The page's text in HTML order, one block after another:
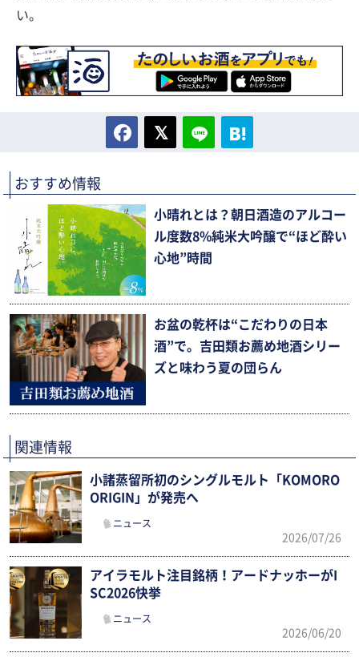
い。
おすすめ情報
小晴れとは？朝日酒造のアルコー
ル度数8%純米大吟醸で“ほど酔い
心地”時間
お盆の乾杯は“こだわりの日本
酒”で。吉田類お薦め地酒シリー
ズと味わう夏の団らん
関連情報
小諸蒸留所初のシングルモルト「KOMORO
ORIGIN」が発売へ
ニュース
2026/07/26
アイラモルト注目銘柄！アードナッホーがI
SC2026快挙
ニュース
2026/06/20